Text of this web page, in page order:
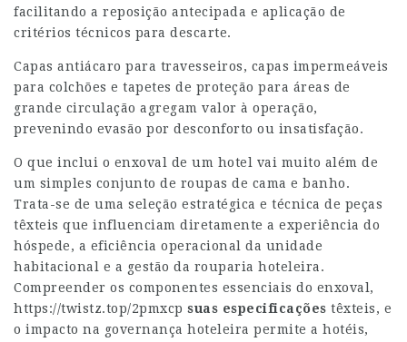
facilitando a reposição antecipada e aplicação de
critérios técnicos para descarte.
Capas antiácaro para travesseiros, capas impermeáveis
para colchões e tapetes de proteção para áreas de
grande circulação agregam valor à operação,
prevenindo evasão por desconforto ou insatisfação.
O que inclui o enxoval de um hotel vai muito além de
um simples conjunto de roupas de cama e banho.
Trata-se de uma seleção estratégica e técnica de peças
têxteis que influenciam diretamente a experiência do
hóspede, a eficiência operacional da unidade
habitacional e a gestão da rouparia hoteleira.
Compreender os componentes essenciais do enxoval,
https://twistz.top/2pmxcp suas especificações têxteis, e
o impacto na governança hoteleira permite a hotéis,